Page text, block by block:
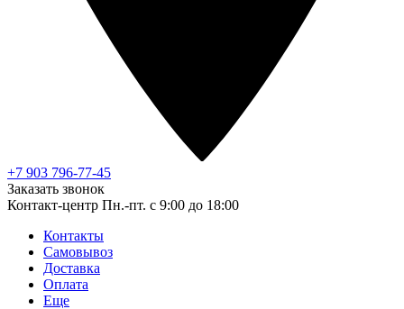
+7 903 796-77-45
Заказать звонок
Контакт-центр Пн.-пт. с 9:00 до 18:00
Контакты
Самовывоз
Доставка
Оплата
Еще